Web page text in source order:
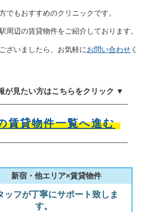
でもおすすめのクリニックです。
周辺の賃貸物件をご紹介しております。
ざいましたら、お気軽にお問い合わせく
が見たい方はこちらをクリック ▼
賃貸物件一覧へ進む
新宿・他エリア×賃貸物件
ッフが丁寧にサポート致しま
す。